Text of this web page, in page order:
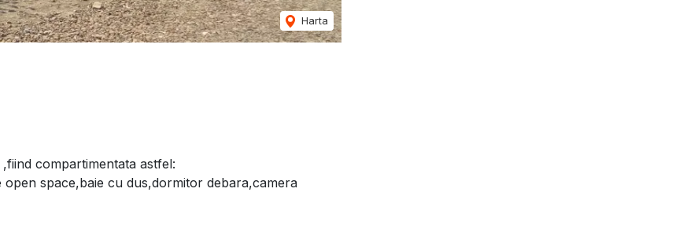
Harta
compartimentata astfel:
space,baie cu dus,dormitor debara,camera